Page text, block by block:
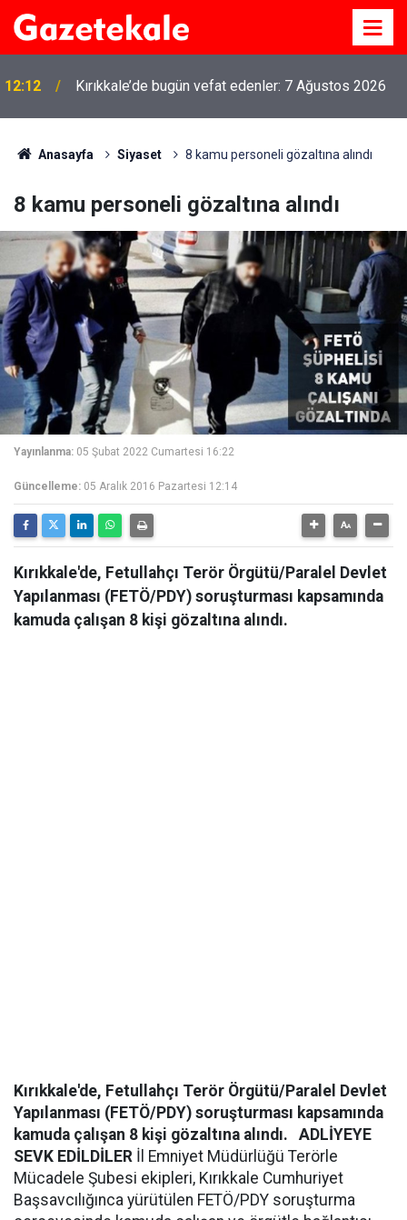
12:12 Kırıkkale’de bugün vefat edenler: 7 Ağustos 2026
Anasayfa Siyaset 8 kamu personeli gözaltına alındı
8 kamu personeli gözaltına alındı
Yayınlanma: 05 Şubat 2022 Cumartesi 16:22
Güncelleme: 05 Aralık 2016 Pazartesi 12:14
Kırıkkale'de, Fetullahçı Terör Örgütü/Paralel Devlet
Yapılanması (FETÖ/PDY) soruşturması kapsamında
kamuda çalışan 8 kişi gözaltına alındı.
Kırıkkale'de, Fetullahçı Terör Örgütü/Paralel Devlet
Yapılanması (FETÖ/PDY) soruşturması kapsamında
kamuda çalışan 8 kişi gözaltına alındı.
ADLİYEYE
SEVK EDİLDİLER İl Emniyet Müdürlüğü Terörle
Mücadele Şubesi ekipleri, Kırıkkale Cumhuriyet
Başsavcılığınca yürütülen FETÖ/PDY soruşturma